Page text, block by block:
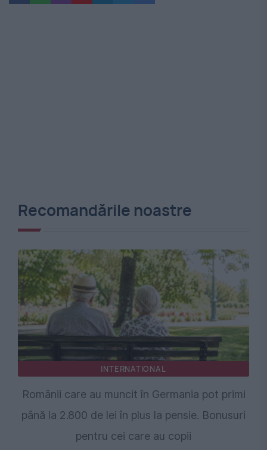
Recomandările noastre
INTERNATIONAL
Românii care au muncit în Germania pot primi
până la 2.800 de lei în plus la pensie. Bonusuri
pentru cei care au copii